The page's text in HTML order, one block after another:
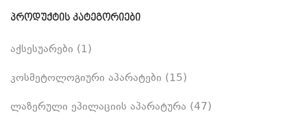
ᲞᲠᲝᲓᲣᲥᲢᲘᲡ ᲙᲐᲢᲔᲒᲝᲠᲘᲔᲑᲘ
აქსესუარები (1)
კოსმეტოლოგიური აპარატები (15)
ლაზერული ეპილაციის აპარატურა (47)